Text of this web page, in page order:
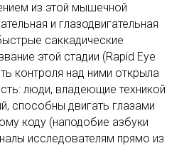
из этой мышечной
и глазодвигательная
саккадические
этой стадии (Rapid Eye
контроля над ними открыла
люди, владеющие техникой
способны двигать глазами
коду (наподобие азбуки
исследователям прямо из